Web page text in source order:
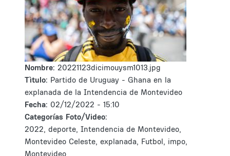
Nombre: 20221123dicimouysm1013.jpg
Tìtulo: Partido de Uruguay - Ghana en la
explanada de la Intendencia de Montevideo
Fecha: 02/12/2022 - 15:10
Categorías Foto/Video:
2022, deporte, Intendencia de Montevideo,
Montevideo Celeste, explanada, Futbol, impo,
Montevideo